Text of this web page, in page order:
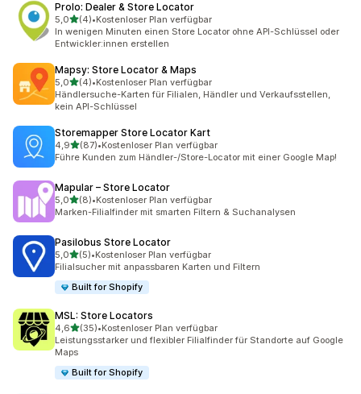
Prolo: Dealer & Store Locator
5,0von 5 Sternen
(4)
4 Rezensionen insgesamt
•Kostenloser Plan verfügbar
In wenigen Minuten einen Store Locator ohne API-Schlüssel oder
Entwickler:innen erstellen
Mapsy: Store Locator & Maps
5,0von 5 Sternen
(4)
4 Rezensionen insgesamt
•Kostenloser Plan verfügbar
Händlersuche-Karten für Filialen, Händler und Verkaufsstellen,
kein API-Schlüssel
Storemapper Store Locator Kart
4,9von 5 Sternen
(87)
87 Rezensionen insgesamt
•Kostenloser Plan verfügbar
Führe Kunden zum Händler-/Store-Locator mit einer Google Map!
Mapular – Store Locator
5,0von 5 Sternen
(8)
8 Rezensionen insgesamt
•Kostenloser Plan verfügbar
Marken-Filialfinder mit smarten Filtern & Suchanalysen
Pasilobus Store Locator
5,0von 5 Sternen
(5)
5 Rezensionen insgesamt
•Kostenloser Plan verfügbar
Filialsucher mit anpassbaren Karten und Filtern
Built for Shopify
MSL: Store Locators
4,6von 5 Sternen
(35)
35 Rezensionen insgesamt
•Kostenloser Plan verfügbar
Leistungsstarker und flexibler Filialfinder für Standorte auf Google
Maps
Built for Shopify